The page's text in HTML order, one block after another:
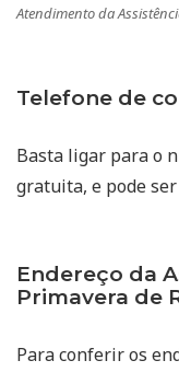
Atendimento da
Telefone de
Basta ligar para o
gratuita, e pode
Endereço da
Primavera de
Para conferir os